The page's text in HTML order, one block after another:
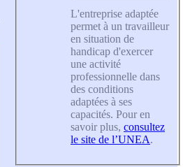
L'entreprise adaptée
permet à un travailleur
en situation de
handicap d'exercer
une activité
professionnelle dans
des conditions
adaptées à ses
capacités. Pour en
savoir plus, consultez
le site de l’UNEA.